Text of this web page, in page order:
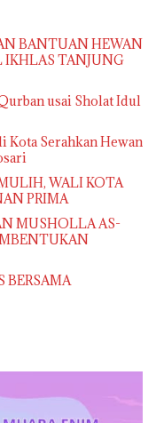
BANTUAN HEWAN
IKHLAS TANJUNG
usai Sholat Idul
Serahkan Hewan
WALI KOTA
PRIMA
MUSHOLLA AS-
BERSAMA